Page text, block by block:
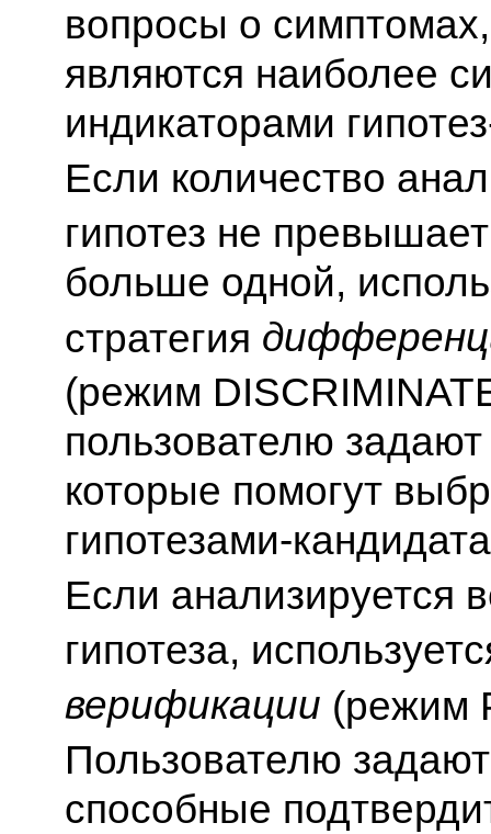
вопросы о
являются наиболее
индикаторами
Если количество
гипотез не
больше одной,
стратегия
(режим
пользователю
которые помогут
гипотезами-
Если анализируется
гипотеза,
верификации (режим
Пользователю
способные